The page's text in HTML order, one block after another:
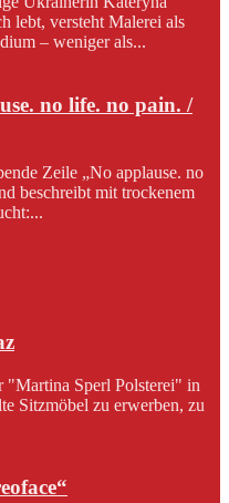
lebt, versteht Malerei als
– weniger als...
no life. no pain. /
Zeile „No applause. no
beschreibt mit trockenem
"Martina Sperl Polsterei" in
Sitzmöbel zu erwerben, zu